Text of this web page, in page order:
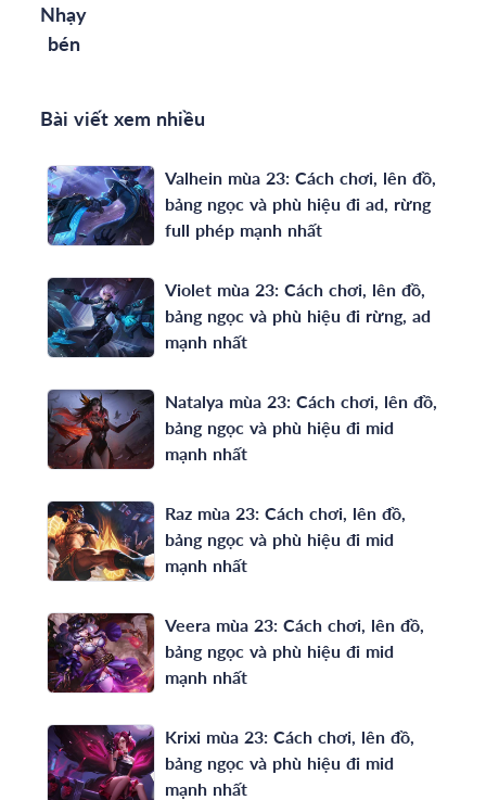
Nhạy
bén
Bài viết xem nhiều
Valhein mùa 23: Cách chơi, lên đồ,
bảng ngọc và phù hiệu đi ad, rừng
full phép mạnh nhất
Violet mùa 23: Cách chơi, lên đồ,
bảng ngọc và phù hiệu đi rừng, ad
mạnh nhất
Natalya mùa 23: Cách chơi, lên đồ,
bảng ngọc và phù hiệu đi mid
mạnh nhất
Raz mùa 23: Cách chơi, lên đồ,
bảng ngọc và phù hiệu đi mid
mạnh nhất
Veera mùa 23: Cách chơi, lên đồ,
bảng ngọc và phù hiệu đi mid
mạnh nhất
Krixi mùa 23: Cách chơi, lên đồ,
bảng ngọc và phù hiệu đi mid
mạnh nhất